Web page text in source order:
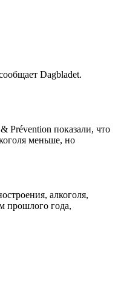
Dagbladet.
Prévention показали, что
меньше, но
алкоголя,
прошлого года,